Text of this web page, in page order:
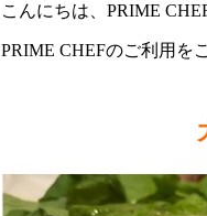
こんにちは、PRIME
PRIME CHEFのご利用を